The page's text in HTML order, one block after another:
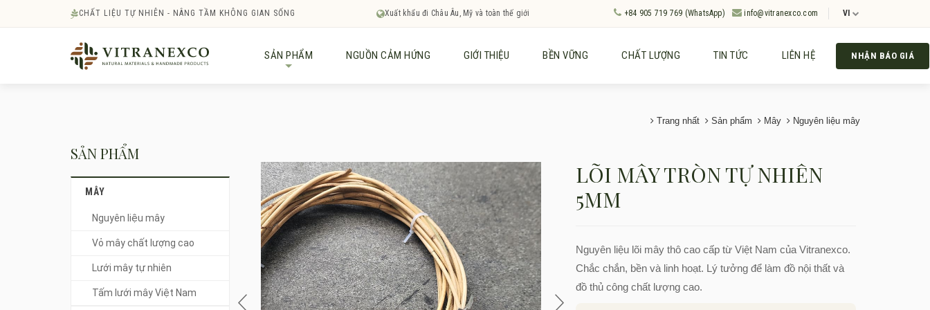
CHẤT LIỆU TỰ NHIÊN - NÂNG TẦM KHÔNG GIAN SỐNG Xuất khẩu đi Châu Âu, Mỹ và toàn thế giới +84 905 719 769 (WhatsApp) info@vitranexco.com VI
SẢN PHẨM NGUỒN CẢM HỨNG GIỚI THIỆU BỀN VỮNG CHẤT LƯỢNG TIN TỨC LIÊN HỆ NHẬN BÁO GIÁ
Trang nhất Sản phẩm Mây Nguyên liệu mây
LÕI MÂY TRÒN TỰ NHIÊN
5MM
Nguyên liệu lõi mây thô cao cấp từ Việt Nam của Vitranexco.
Chắc chắn, bền và linh hoạt. Lý tưởng để làm đồ nội thất và
đồ thủ công chất lượng cao.
SẢN PHẨM
MÂY
Nguyên liệu mây
Vỏ mây chất lượng cao
Lưới mây tự nhiên
Tấm lưới mây Việt Nam